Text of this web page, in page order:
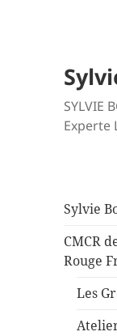
SYLVIE
Experte
Sylvie
CMCR
Rouge
Les